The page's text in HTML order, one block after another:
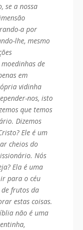
se a nossa
a por
lhe, mesmo
de
em
vidinha
nos, isto
que temos
Dizemos
Ele é um
cheios do
Nós
Ela é uma
para o céu
frutos da
estas coisas.
não é uma